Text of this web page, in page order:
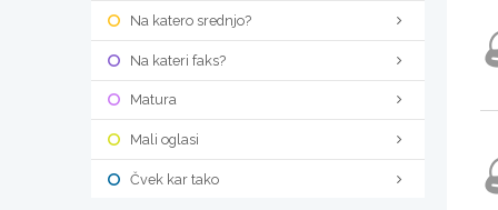
Na katero srednjo?
Na kateri faks?
Matura
Mali oglasi
Čvek kar tako